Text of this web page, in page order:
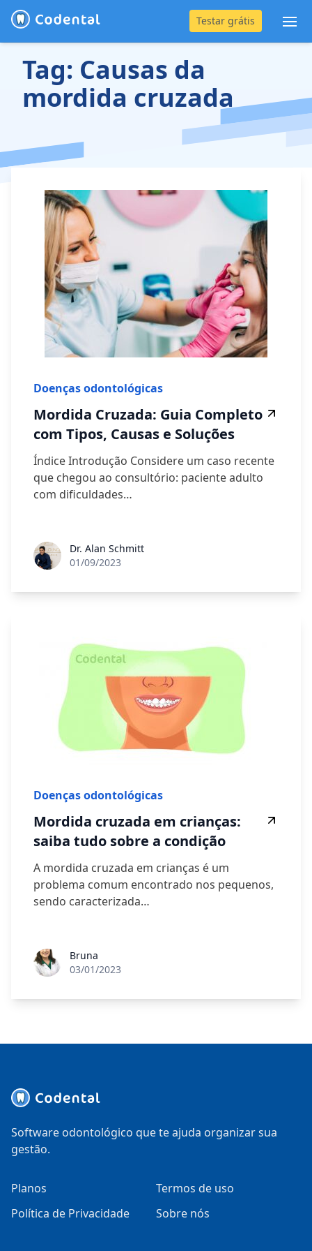
Testar grátis
(31) 4042-0882
Blog
Recursos
Tag: Causas da
mordida cruzada
Doenças odontológicas
Mordida Cruzada: Guia Completo
com Tipos, Causas e Soluções
Índice Introdução Considere um caso recente
que chegou ao consultório: paciente adulto
com dificuldades…
Dr. Alan Schmitt
01/09/2023
Doenças odontológicas
Mordida cruzada em crianças:
saiba tudo sobre a condição
A mordida cruzada em crianças é um
problema comum encontrado nos pequenos,
sendo caracterizada…
Bruna
03/01/2023
Software odontológico que te ajuda organizar sua
gestão.
Planos
Termos de uso
Política de Privacidade
Sobre nós